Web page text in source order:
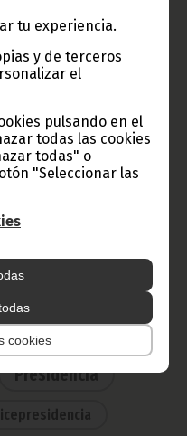
tu experiencia.
y de terceros
el
pulsando en el
todas las cookies
todas" o
"Seleccionar las
cookies
Ecuatorial
Guinea
ahora
Presidencia